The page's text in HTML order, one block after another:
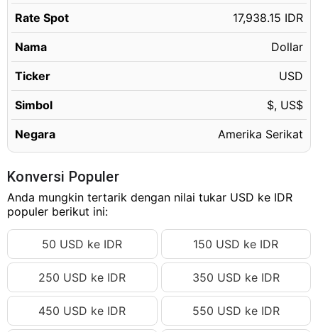
Rate Spot
17,938.15 IDR
Nama Dollar
Ticker USD
Simbol $, US$
Negara Amerika Serikat
Konversi Populer
Anda mungkin tertarik dengan nilai tukar USD ke IDR
populer berikut ini:
50 USD ke IDR 150 USD ke IDR
250 USD ke IDR 350 USD ke IDR
450 USD ke IDR 550 USD ke IDR